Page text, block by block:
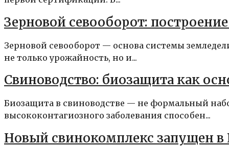
Зерновой севооборот:
Зерновой севооборот — основа системы
не только урожайность, но и...
Свиноводство: биозащита как
Биозащита в свиноводстве — не формальный
высококонтагиозного заболевания способен...
Новый свинокомплекс запущен в